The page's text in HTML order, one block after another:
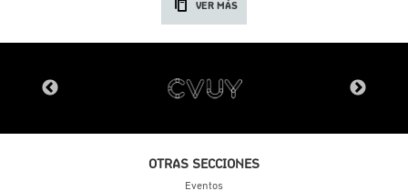
VER MÁS
OTRAS SECCIONES
Eventos